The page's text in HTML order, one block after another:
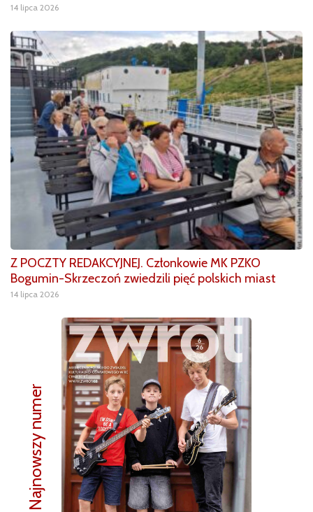
14 lipca 2026
Z POCZTY REDAKCYJNEJ. Członkowie MK PZKO
Bogumin-Skrzeczoń zwiedzili pięć polskich miast
14 lipca 2026
Najnowszy numer